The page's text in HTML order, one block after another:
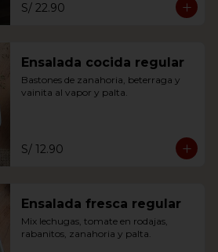
S/ 22.90
Ensalada cocida regular
Bastones de zanahoria, beterraga y
vainita al vapor y palta.
S/ 12.90
Ensalada fresca regular
Mix lechugas, tomate en rodajas,
rabanitos, zanahoria y palta.